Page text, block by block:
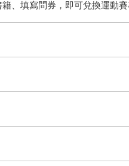
、填寫問券，即可兌換運動